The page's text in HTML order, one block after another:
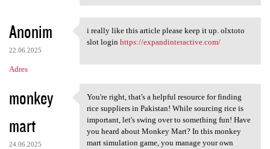
Anonim
22.06.2025
Adres
i really like this article
i really like this article please keep it up. olxtoto
slot login https://expandinteractive.com/
monkey
mart
24.06.2025
You're right, that's a
You're right, that's a helpful resource for finding
rice suppliers in Pakistan! While sourcing rice is
important, let's swing over to something fun! Have
you heard about Monkey Mart? In this monkey
mart simulation game, you manage your own